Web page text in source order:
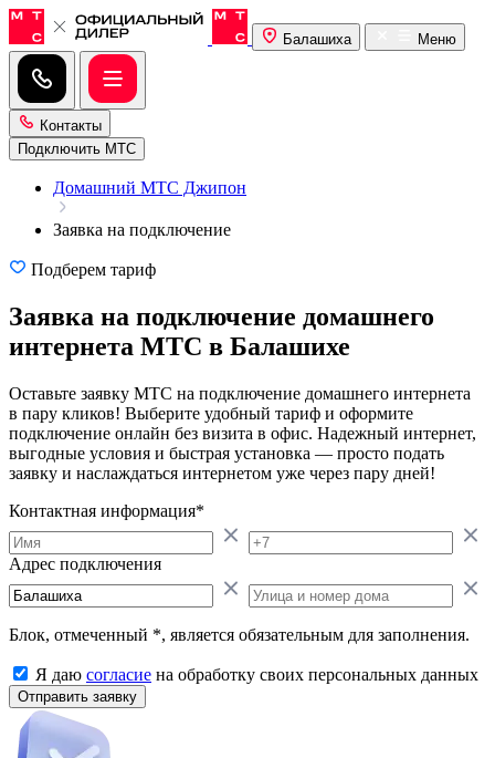
Балашиха Меню
Контакты
Подключить МТС
Домашний МТС Джипон
Заявка на подключение
Подберем тариф
Заявка на подключение домашнего
интернета МТС в Балашихе
Оставьте заявку МТС на подключение домашнего интернета
в пару кликов! Выберите удобный тариф и оформите
подключение онлайн без визита в офис. Надежный интернет,
выгодные условия и быстрая установка — просто подать
заявку и наслаждаться интернетом уже через пару дней!
Контактная информация*
Адрес подключения
Блок, отмеченный *, является обязательным для заполнения.
Я даю согласие на обработку своих персональных данных
Отправить заявку